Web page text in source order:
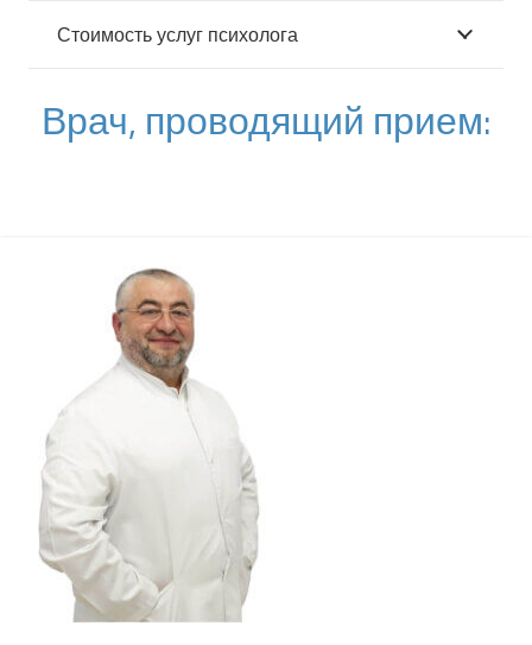
Стоимость услуг психолога
Врач, проводящий прием: